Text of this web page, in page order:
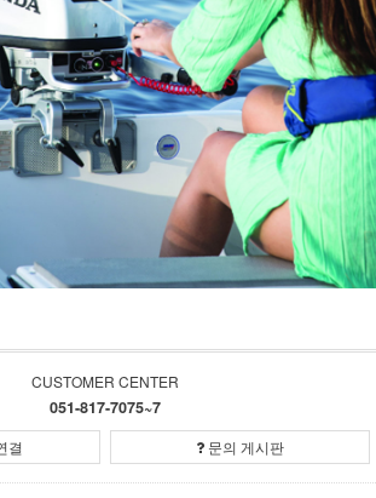
CUSTOMER CENTER
051-817-7075~7
결 문의 게시판